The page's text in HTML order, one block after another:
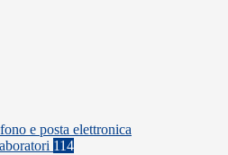
e posta elettronica
114